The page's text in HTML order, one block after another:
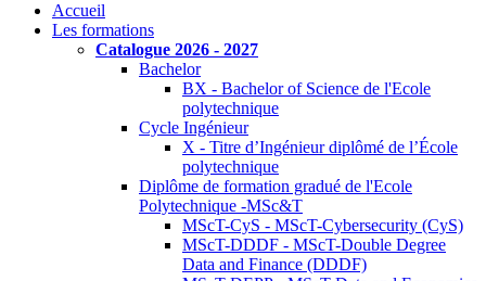
Accueil
Les formations
Catalogue 2026 - 2027
Bachelor
BX - Bachelor of Science de l'Ecole
polytechnique
Cycle Ingénieur
X - Titre d’Ingénieur diplômé de l’École
polytechnique
Diplôme de formation gradué de l'Ecole
Polytechnique -MSc&T
MScT-CyS - MScT-Cybersecurity (CyS)
MScT-DDDF - MScT-Double Degree
Data and Finance (DDDF)